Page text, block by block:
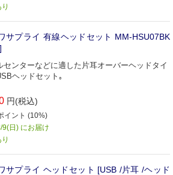
サプライ 有線ヘッドセット MM-HSU07BK
センターなどに適した片耳オーバーヘッドタイ
ヘッドセット｡
円(税込)
イント (10%)
9(日) にお届け
サプライ ヘッドセット [USB /片耳 /ヘッド